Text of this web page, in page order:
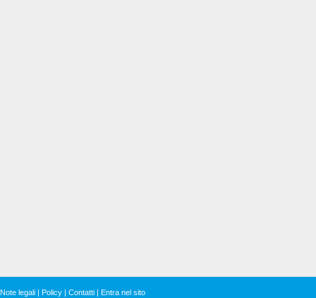
Note legali Policy Contatti Entra nel sito